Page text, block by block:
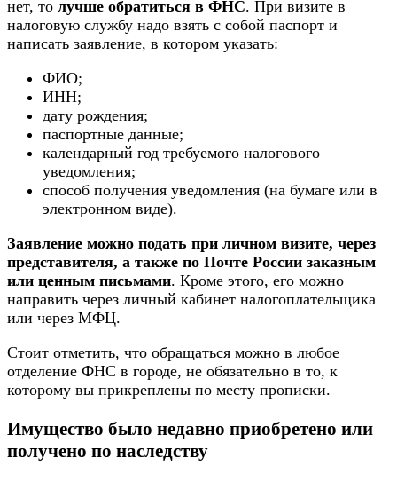
нет, то лучше обратиться в ФНС. При визите в
налоговую службу надо взять с собой паспорт и
написать заявление, в котором указать:
ФИО;
ИНН;
дату рождения;
паспортные данные;
календарный год требуемого налогового
уведомления;
способ получения уведомления (на бумаге или в
электронном виде).
Заявление можно подать при личном визите, через
представителя, а также по Почте России заказным
или ценным письмами. Кроме этого, его можно
направить через личный кабинет налогоплательщика
или через МФЦ.
Стоит отметить, что обращаться можно в любое
отделение ФНС в городе, не обязательно в то, к
которому вы прикреплены по месту прописки.
Имущество было недавно приобретено или
получено по наследству